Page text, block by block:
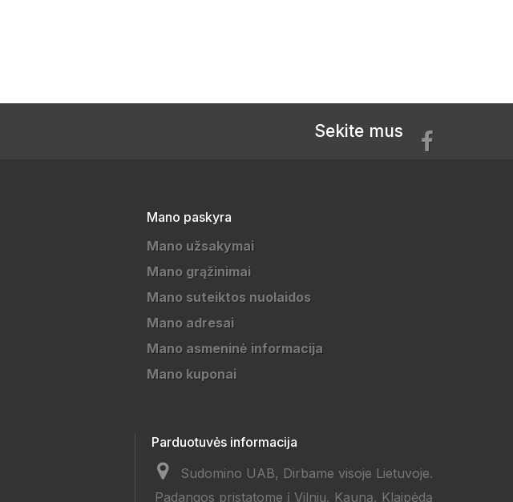
Sekite mus
Mano paskyra
Mano užsakymai
Mano grąžinimai
Mano suteiktos nuolaidos
Mano adresai
Mano asmeninė informacija
Mano kuponai
Parduotuvės informacija
Sudomino UAB, Dirbame visoje Lietuvoje.
Padangos pristatome į Vilnių, Kauną, Klaipėdą